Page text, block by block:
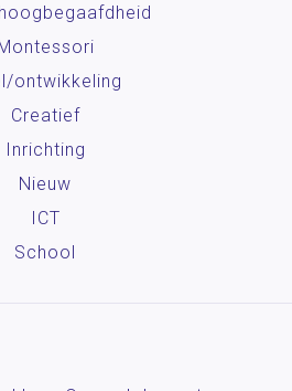
ontwikkeling
Creatief
Inrichting
Nieuw
ICT
School